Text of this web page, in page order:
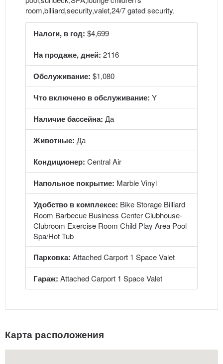
room,billiard,security,valet,24/7 gated security.
Налоги, в год: $4,699
На продаже, дней: 2116
Обслуживание: $1,080
Что включено в обслуживание: Y
Наличие бассейна: Да
Животные: Да
Кондиционер: Central Air
Напольное покрытие: Marble Vinyl
Удобство в комплексе: Bike Storage Billiard
Room Barbecue Business Center Clubhouse-
Clubroom Exercise Room Child Play Area Pool
Spa/Hot Tub
Парковка: Attached Carport 1 Space Valet
Гараж: Attached Carport 1 Space Valet
Карта расположения